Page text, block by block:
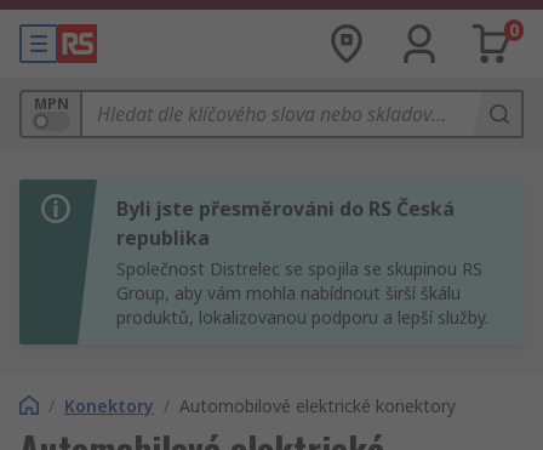
0
MPN
Byli jste přesměrováni do RS Česká
republika
Společnost Distrelec se spojila se skupinou RS
Group, aby vám mohla nabídnout širší škálu
produktů, lokalizovanou podporu a lepší služby.
/ Konektory / Automobilové elektrické konektory